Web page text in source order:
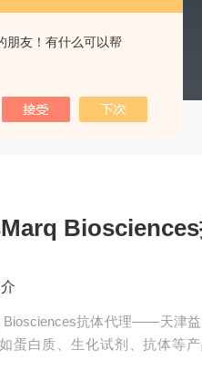
朋友！有什么可以帮
Biosciences
Biosciences抗体代理——天津
蛋白质、生化试剂、抗体等